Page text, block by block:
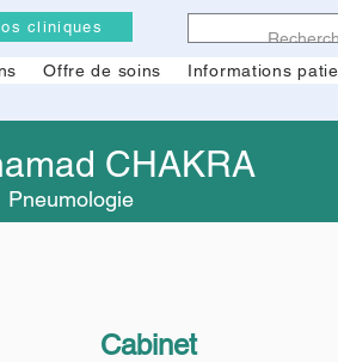
cliniques
Offre de soins Informations
CHAKRA
Pneumologie
Cabinet